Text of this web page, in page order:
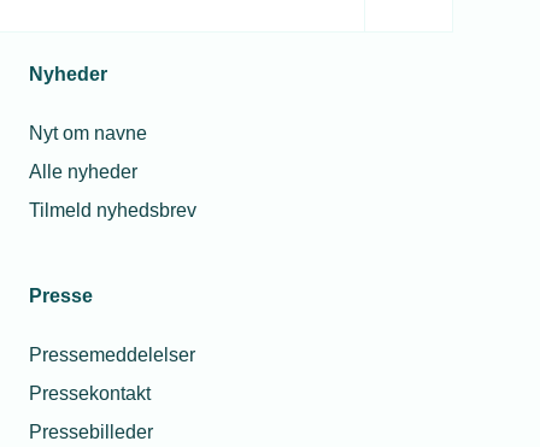
Nyheder
Nyt om navne
Alle nyheder
Tilmeld nyhedsbrev
Presse
Pressemeddelelser
Pressekontakt
Pressebilleder